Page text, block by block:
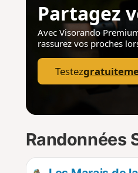
Partagez
Avec Visorando
rassurez vos proches
Testez
Randonnées